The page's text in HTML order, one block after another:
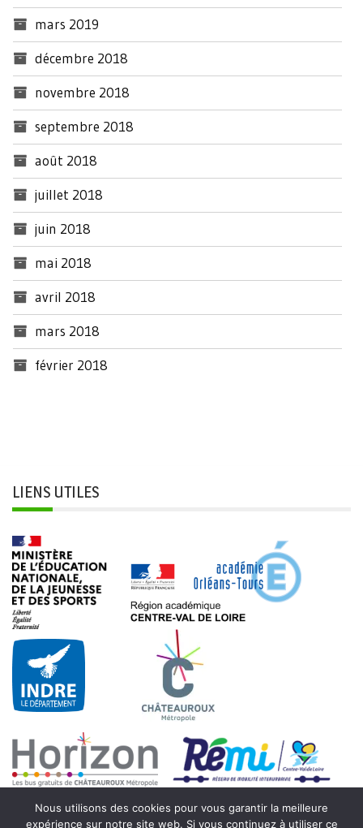
mars 2019
décembre 2018
novembre 2018
septembre 2018
août 2018
juillet 2018
juin 2018
mai 2018
avril 2018
mars 2018
février 2018
LIENS UTILES
Nous utilisons des cookies pour vous garantir la meilleure
expérience sur notre site web. Si vous continuez à utiliser ce